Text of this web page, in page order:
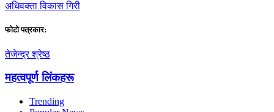
अधिवक्ता विकास गिरी
फाेटाे पत्रकार:
तेजेन्द्र श्रेष्ठ
महत्वपूर्ण लिंकहरू
Trending